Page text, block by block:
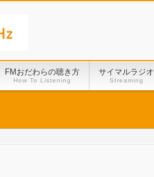
FMおだわらの聴き方
How To Listening
サイマルラジオ
Streaming